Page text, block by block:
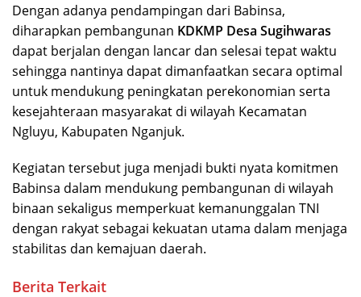
Dengan adanya pendampingan dari Babinsa,
diharapkan pembangunan KDKMP Desa Sugihwaras
dapat berjalan dengan lancar dan selesai tepat waktu
sehingga nantinya dapat dimanfaatkan secara optimal
untuk mendukung peningkatan perekonomian serta
kesejahteraan masyarakat di wilayah Kecamatan
Ngluyu, Kabupaten Nganjuk.
Kegiatan tersebut juga menjadi bukti nyata komitmen
Babinsa dalam mendukung pembangunan di wilayah
binaan sekaligus memperkuat kemanunggalan TNI
dengan rakyat sebagai kekuatan utama dalam menjaga
stabilitas dan kemajuan daerah.
Berita Terkait